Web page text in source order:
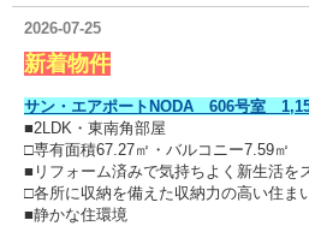
2026-07-25
新着物件
サン・エアポートNODA 606号室
■2LDK・東南角部屋
□専有面積67.27㎡・バルコニー7.59㎡
■リフォーム済みで気持ちよく新生活を
□各所に収納を備えた収納力の高い住ま
■静かな住環境